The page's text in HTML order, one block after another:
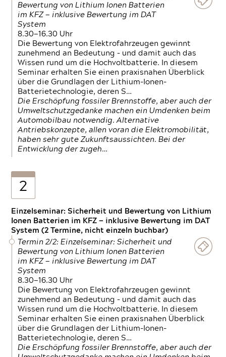
Bewertung von Lithium Ionen Batterien
im KFZ — inklusive Bewertung im DAT
System
8.30—16.30 Uhr
Die Bewertung von Elektrofahrzeugen gewinnt
zunehmend an Bedeutung – und damit auch das
Wissen rund um die Hochvoltbatterie. In diesem
Seminar erhalten Sie einen praxisnahen Überblick
über die Grundlagen der Lithium-Ionen-
Batterietechnologie, deren S…
Die Erschöpfung fossiler Brennstoffe, aber auch der
Umweltschutzgedanke machen ein Umdenken beim
Automobilbau notwendig. Alternative
Antriebskonzepte, allen voran die Elektromobilität,
haben sehr gute Zukunftsaussichten. Bei der
Entwicklung der zugeh…
2
Einzelseminar: Sicherheit und Bewertung von Lithium
Ionen Batterien im KFZ — inklusive Bewertung im DAT
System (2 Termine, nicht einzeln buchbar)
Termin 2/2: Einzelseminar: Sicherheit und
Bewertung von Lithium Ionen Batterien
im KFZ — inklusive Bewertung im DAT
System
8.30—16.30 Uhr
Die Bewertung von Elektrofahrzeugen gewinnt
zunehmend an Bedeutung – und damit auch das
Wissen rund um die Hochvoltbatterie. In diesem
Seminar erhalten Sie einen praxisnahen Überblick
über die Grundlagen der Lithium-Ionen-
Batterietechnologie, deren S…
Die Erschöpfung fossiler Brennstoffe, aber auch der